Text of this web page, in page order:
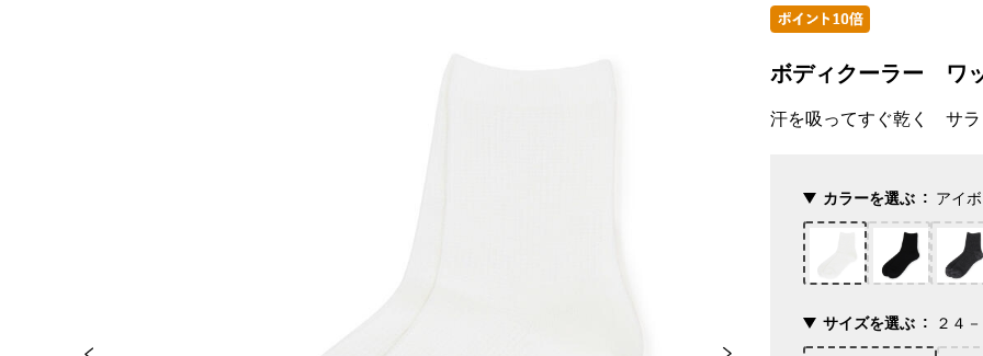
ボディクーラー ワ
汗を吸ってすぐ乾く サラ
カラーを選ぶ アイ
サイズを選ぶ ２４